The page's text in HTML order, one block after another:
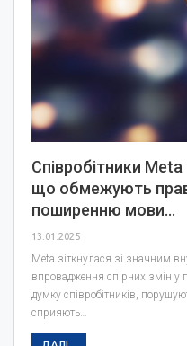
Співробітники
що обмежують
поширенню мови…
13.01.2025
Meta зіткнулася зі значним
впровадження спірних змін у
думку співробітників,
сприяють…